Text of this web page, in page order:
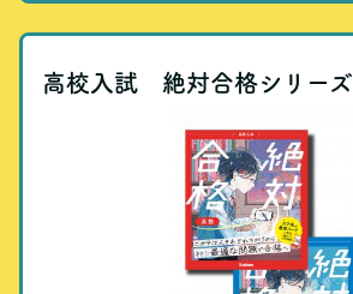
高校入試 絶対合格シリーズ